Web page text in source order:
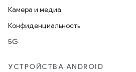
Камера и медиа
Конфиденциальность
5G
УСТРОЙСТВА ANDROID